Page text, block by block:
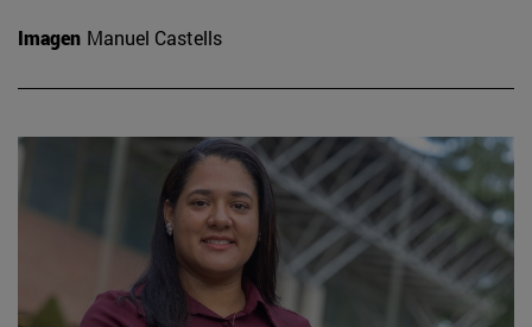
Imagen Manuel Castells